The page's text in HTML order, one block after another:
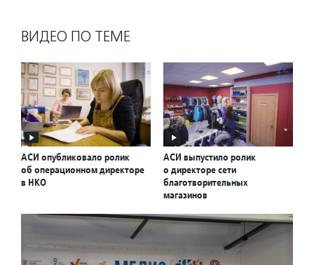
ВИДЕО ПО ТЕМЕ
АСИ опубликовало ролик
об операционном директоре
в НКО
АСИ выпустило ролик
о директоре сети
благотворительных
магазинов